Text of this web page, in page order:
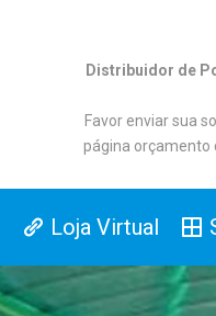
Distribuidor de
Favor enviar sua
página orçamento
Loja Virtual